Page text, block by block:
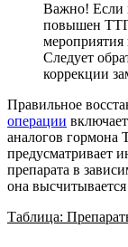
Важно! Если
повышен
мероприятия
Следует
коррекции
Правильное
операции
аналогов гормона
предусматривает
препарата в
она
Таблица: